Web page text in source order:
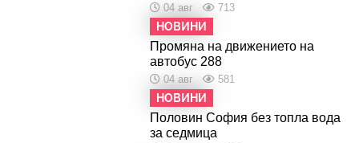
04 авг 713
НОВИНИ
Промяна на движението на
автобус 288
04 авг 581
НОВИНИ
Половин София без топла вода
за седмица